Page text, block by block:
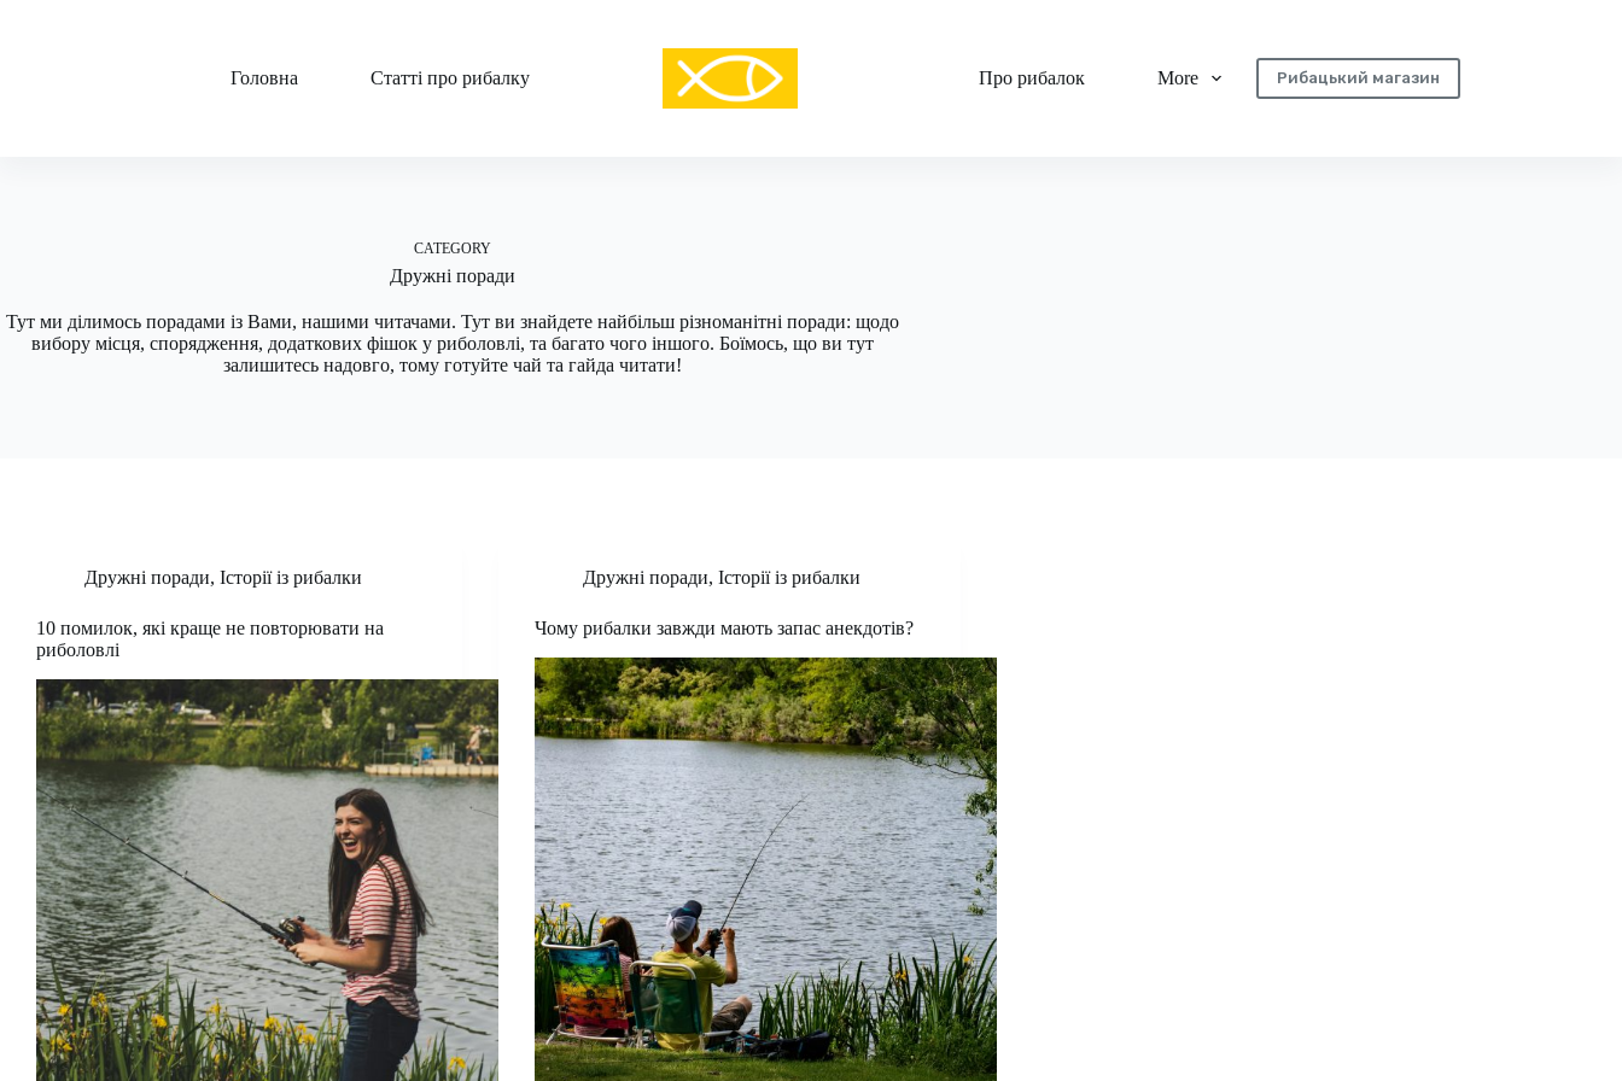
Головна
Статті про рибалку Про рибалок More Рибацький магазин
CATEGORY
Дружні поради
Тут ми ділимось порадами із Вами, нашими читачами. Тут ви знайдете найбільш різноманітні поради: щодо
вибору місця, спорядження, додаткових фішок у риболовлі, та багато чого іншого. Боїмось, що ви тут
залишитесь надовго, тому готуйте чай та гайда читати!
Дружні поради, Історії із рибалки
10 помилок, які краще не повторювати на
риболовлі
Дружні поради,Історії із рибалки
Чому рибалки завжди мають запас анекдотів?